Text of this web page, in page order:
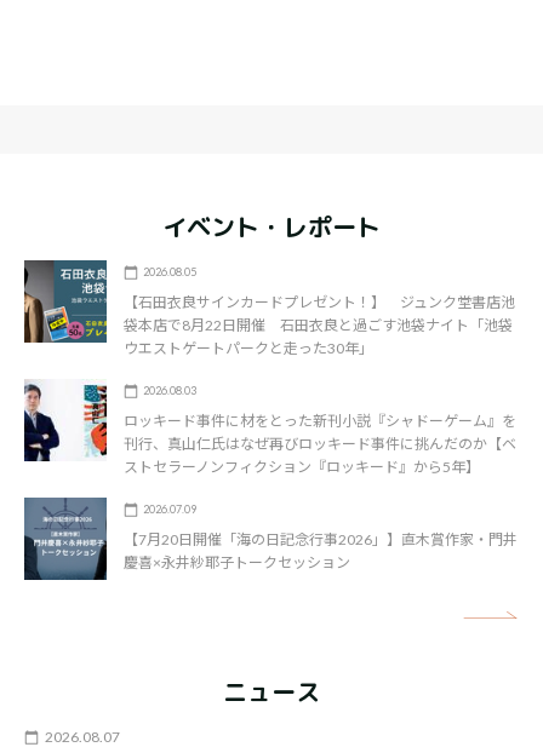
イベント・レポート
2026.08.05
【石田衣良サインカードプレゼント！】 ジュンク堂書店池
袋本店で8月22日開催 石田衣良と過ごす池袋ナイト「池袋
ウエストゲートパークと走った30年」
2026.08.03
ロッキード事件に材をとった新刊小説『シャドーゲーム』を
刊行、真山仁氏はなぜ再びロッキード事件に挑んだのか【ベ
ストセラーノンフィクション『ロッキード』から5年】
2026.07.09
【7月20日開催「海の日記念行事2026」】直木賞作家・門井
慶喜×永井紗耶子トークセッション
ニュース
2026.08.07